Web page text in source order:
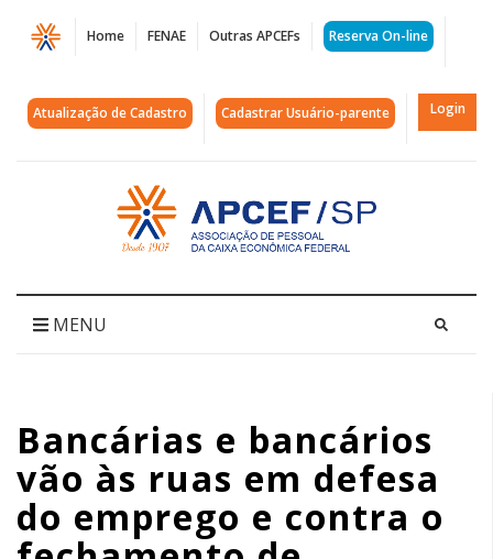
Página
Bancárias
em
emprego
e
contra
Home FENAE Outras APCEFs Reserva On-line
Atualização de Cadastro Cadastrar Usuário-parente Login
Acessar
página
inicial
MENU
Bancárias e bancários
vão às ruas em defesa
do emprego e contra o